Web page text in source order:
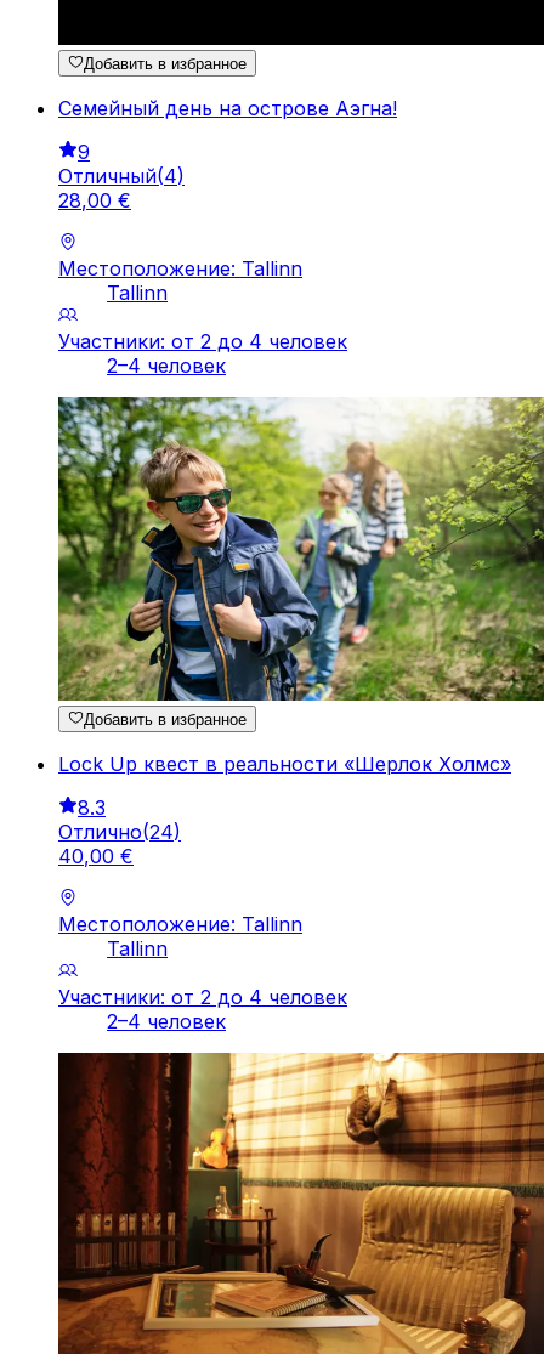
Добавить в избранное
Семейный день на острове Аэгна!
9
Отличный(4)
28,00 €
Местоположение: Tallinn
Tallinn
Участники: от 2 до 4 человек
2–4 человек
Добавить в избранное
Lock Up квест в реальности «Шерлок Холмс»
8.3
Отлично(24)
40,00 €
Местоположение: Tallinn
Tallinn
Участники: от 2 до 4 человек
2–4 человек